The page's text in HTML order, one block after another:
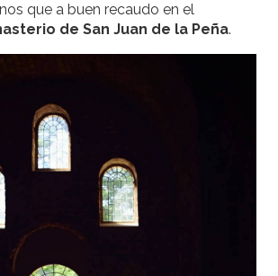
que a buen recaudo en el
de San Juan de la Peña.